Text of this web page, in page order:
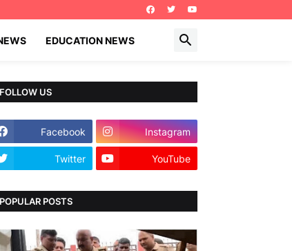
EDUCATION NEWS
FOLLOW US
Facebook Instagram
Twitter YouTube
POPULAR POSTS